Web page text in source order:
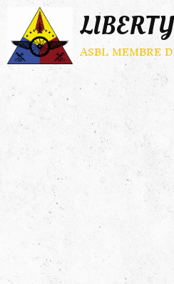
asbl membre